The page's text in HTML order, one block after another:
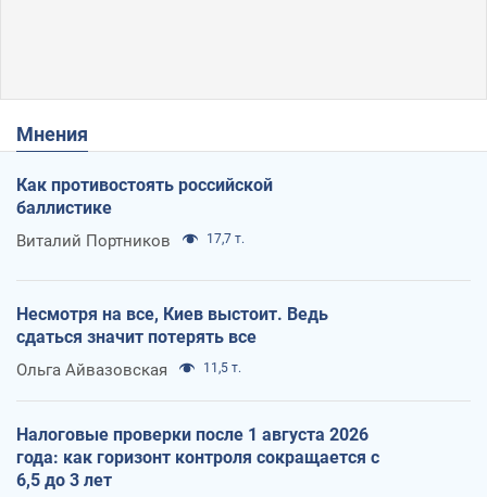
Мнения
Как противостоять российской
баллистике
Виталий Портников 17,7 т.
Несмотря на все, Киев выстоит. Ведь
сдаться значит потерять все
Ольга Айвазовская 11,5 т.
Налоговые проверки после 1 августа 2026
года: как горизонт контроля сокращается с
6,5 до 3 лет